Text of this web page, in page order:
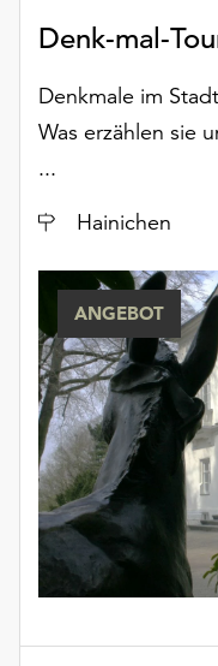
Informationen
Sie
unserer
Datenschutzerklärung
dem
Denk-mal-
Denkmale im
Was erzählen sie
...
Ort
Hainichen
ANGEBOT